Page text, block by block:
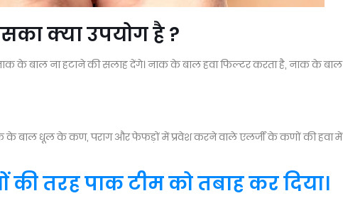
क्या उपयोग है ?
के बाल ना हटाने की सलाह देंगे। नाक के बाल हवा फिल्टर करता है, नाक के बाल
के बाल धूल के कण, पराग और फेफड़ों में प्रवेश करने वाले एलर्जी के कणों की हवा में
तरह पाक टीम को तबाह कर दिया।